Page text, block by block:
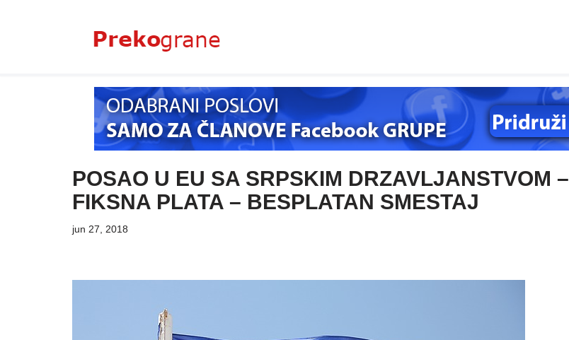
POSAO U EU SA SRPSKIM DRZAVLJANSTVOM –
FIKSNA PLATA – BESPLATAN SMESTAJ
jun 27, 2018